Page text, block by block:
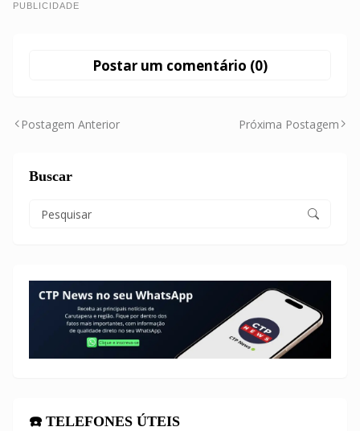
PUBLICIDADE
Postar um comentário (0)
Postagem Anterior Próxima Postagem
Buscar
☎️ TELEFONES ÚTEIS